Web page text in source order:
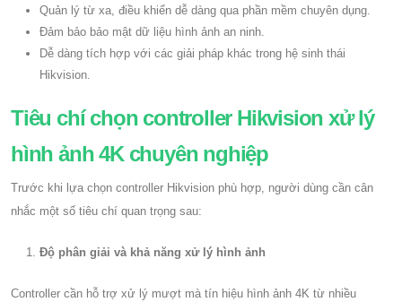
Quản lý từ xa, điều khiển dễ dàng qua phần mềm chuyên dụng.
Đảm bảo bảo mật dữ liệu hình ảnh an ninh.
Dễ dàng tích hợp với các giải pháp khác trong hệ sinh thái
Hikvision.
Tiêu chí chọn controller Hikvision xử lý
hình ảnh 4K chuyên nghiệp
Trước khi lựa chọn controller Hikvision phù hợp, người dùng cần cân
nhắc một số tiêu chí quan trọng sau:
Độ phân giải và khả năng xử lý hình ảnh
Controller cần hỗ trợ xử lý mượt mà tín hiệu hình ảnh 4K từ nhiều